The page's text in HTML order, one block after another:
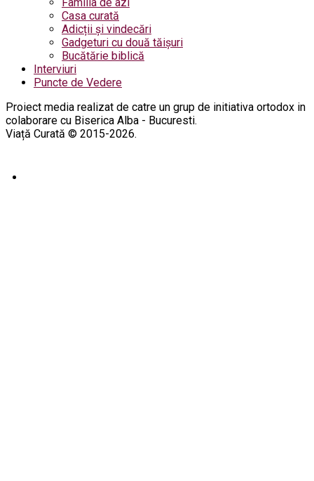
Casa curată
Adicții și vindecări
Gadgeturi cu două tăișuri
Bucătărie biblică
Interviuri
Puncte de Vedere
Proiect media realizat de catre un grup de initiativa ortodox in
colaborare cu Biserica Alba - Bucuresti.
Viață Curată © 2015-2026.